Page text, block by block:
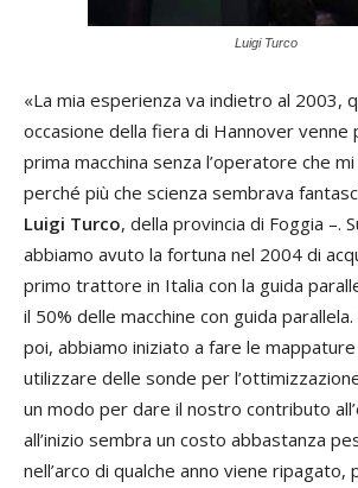
Luigi Turco
«La mia esperienza va indietro al 2003,
occasione della fiera di Hannover venne
prima macchina senza l’operatore che
perché più che scienza sembrava
Luigi Turco, della provincia di Foggia –.
abbiamo avuto la fortuna nel 2004 di
primo trattore in Italia con la guida
il 50% delle macchine con guida parallela.
poi, abbiamo iniziato a fare le
utilizzare delle sonde per
un modo per dare il nostro contributo
all’inizio sembra un costo abbastanza
nell’arco di qualche anno viene ripagato,